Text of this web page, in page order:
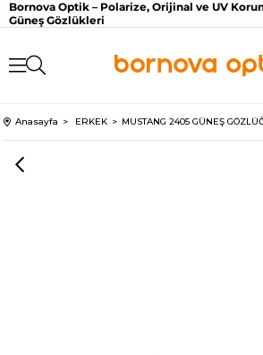
Bornova Optik – Polarize, Orijinal ve UV
Güneş Gözlükleri
Anasayfa ERKEK MUSTANG 2405 GÜNEŞ